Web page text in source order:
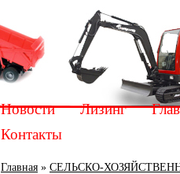
Новости Лизинг
Контакты
Главная » СЕЛЬСКО-